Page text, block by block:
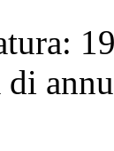
19
di